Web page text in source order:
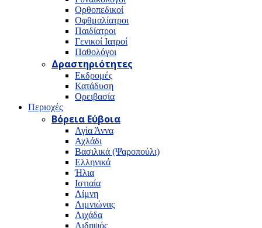
Ορθοπεδικοί
Οφθμαλίατροι
Παιδίατροι
Γενικοί Ιατροί
Παθολόγοι
Δραστηριότητες
Εκδρομές
Κατάδυση
Ορειβασία
Περιοχές
Βόρεια Εύβοια
Αγία Άννα
Αχλάδι
Βασιλικά (Ψαροπούλι)
Ελληνικά
Ήλια
Ιστιαία
Λίμνη
Λιμνιώνας
Λιχάδα
Αιδηψός